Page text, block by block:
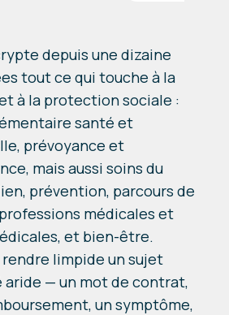
depuis une dizaine
tout ce qui touche à la
à la protection sociale :
santé et
prévoyance et
mais aussi soins du
prévention, parcours de
médicales et
et bien-être.
rendre limpide un sujet
aride — un mot de contrat,
un symptôme,